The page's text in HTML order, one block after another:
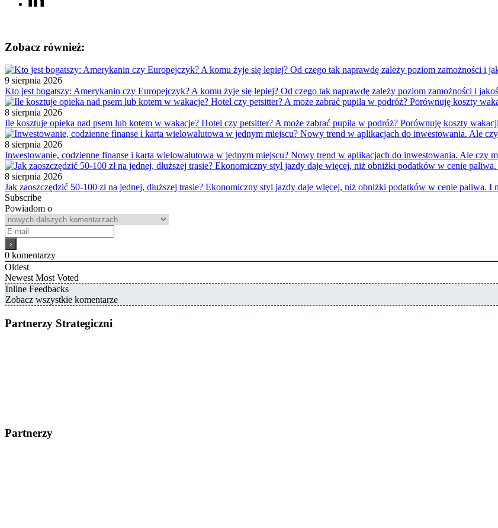
Zobacz również:
9 sierpnia 2026
Kto jest bogatszy: Amerykanin czy Europejczyk? A komu żyje się lepiej? Od czego tak naprawdę zależy poziom zamożności i
8 sierpnia 2026
Ile kosztuje opieka nad psem lub kotem w wakacje? Hotel czy petsitter? A może zabrać pupila w podróż? Porównuję koszty
8 sierpnia 2026
Inwestowanie, codzienne finanse i karta wielowalutowa w jednym miejscu? Nowy trend w aplikacjach do inwestowania. Ale czy
8 sierpnia 2026
Jak zaoszczędzić 50-100 zł na jednej, dłuższej trasie? Ekonomiczny styl jazdy daje więcej, niż obniżki podatków w cenie paliwa. I
Subscribe
Powiadom o
0 komentarzy
Oldest
Newest Most Voted
Inline Feedbacks
Zobacz wszystkie komentarze
Partnerzy Strategiczni
Partnerzy